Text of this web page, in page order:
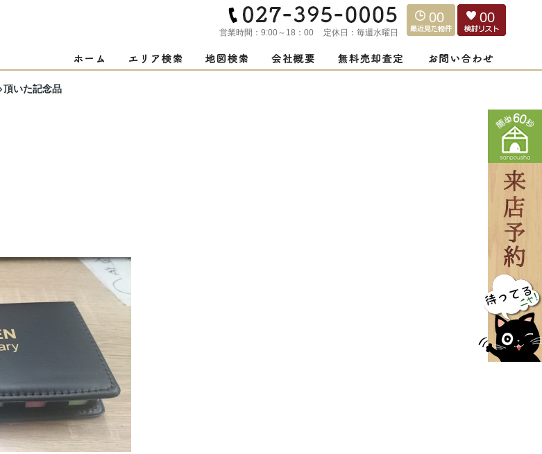
営業時間： 9:00～18：00 定休日： 毎週水曜日
00 00
頂いた記念品